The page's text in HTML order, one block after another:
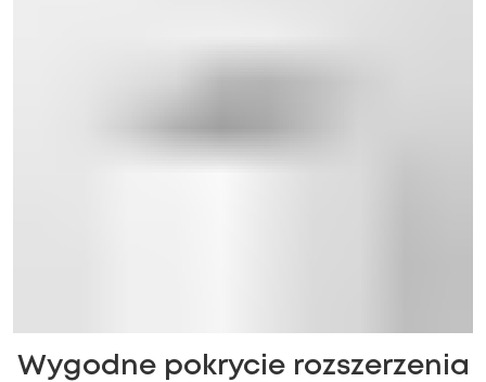
Wygodne pokrycie rozszerzenia